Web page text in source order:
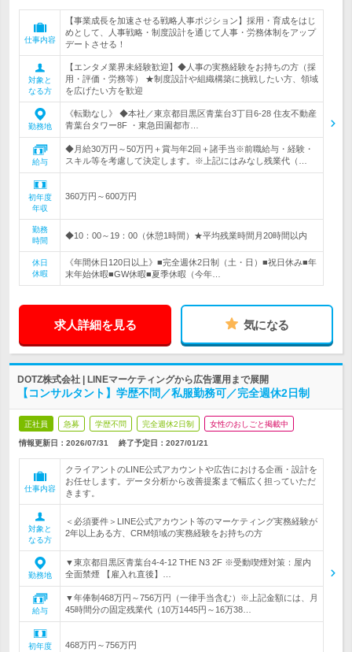
仕事内容
【事業成長を加速させる戦略人事ポジション】採用・育成をはじ
めとして、人事戦略・制度設計を通じて人事・労務体制をアップ
デートさせる！
対象と
なる方
【エンタメ業界未経験歓迎】◆人事の実務経験をお持ちの方（採
用・評価・労務等） ★制度設計や組織構築に挑戦したい方、領域
を広げたい方を歓迎
勤務地
《転勤なし》 ◆本社／東京都目黒区青葉台3丁目6-28 住友不動産
青葉台タワー8F ・東急田園都市…
給与
◆月給30万円～50万円＋賞与年2回＋諸手当※前職給与・経験・
スキル等を考慮して決定します。※上記にはみなし残業代（…
初年度
年収
360万円～600万円
勤務
時間
◆10：00～19：00（休憩1時間）★平均残業時間月20時間以内
休日
休暇
《年間休日120日以上》■完全週休2日制（土・日）■祝日休み■年
末年始休暇■GW休暇■夏季休暇（今年…
求人詳細を見る 気になる
DOTZ株式会社 | LINEマーケティングから広告運用まで展開
【コンサルタント】学歴不問／私服勤務可／完全週休2日制
正社員 急募 学歴不問 完全週休2日制 女性のおしごと掲載中
情報更新日：2026/07/31 終了予定日： 2027/01/21
仕事内容
クライアントのLINE公式アカウントや広告における企画・設計を
お任せします。データ分析から改善提案まで幅広く担っていただ
きます。
対象と
なる方
＜必須要件＞LINE公式アカウント等のマーケティング実務経験が
2年以上ある方、CRM領域の実務経験をお持ちの方
勤務地
▼東京都目黒区青葉台4-4-12 THE N3 2F ※受動喫煙対策：屋内
全面禁煙 【雇入れ直後】…
給与
▼年俸制468万円～756万円（一律手当含む）※上記金額には、月
45時間分の固定残業代（10万1445円～16万38…
初年度
468万円～756万円